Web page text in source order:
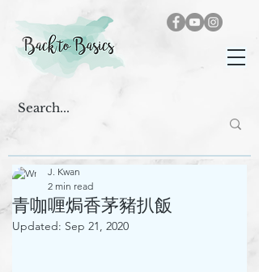
青咖喱焗香茅豬扒飯
J. Kwan
2 min read
Updated: Sep 21, 2020